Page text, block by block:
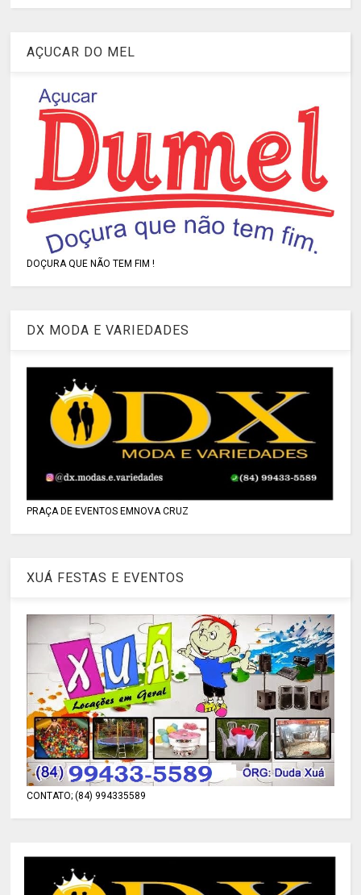
AÇUCAR DO MEL
DOÇURA QUE NÃO TEM FIM !
DX MODA E VARIEDADES
PRAÇA DE EVENTOS EMNOVA CRUZ
XUÁ FESTAS E EVENTOS
CONTATO; (84) 994335589